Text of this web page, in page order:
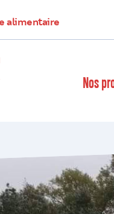
alimentaire
Nos